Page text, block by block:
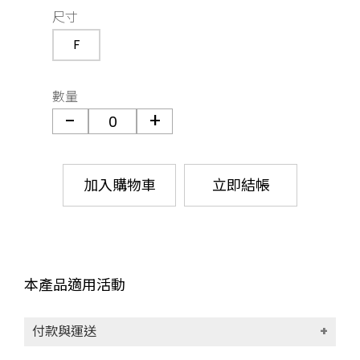
尺寸
F
數量
加入購物車 立即結帳
本產品適用活動
付款與運送